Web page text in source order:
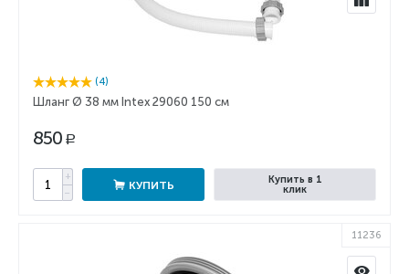
(4)
Шланг Ø 38 мм Intex 29060 150 см
850 Р
+
−
КУПИТЬ
Купить в 1
клик
11236